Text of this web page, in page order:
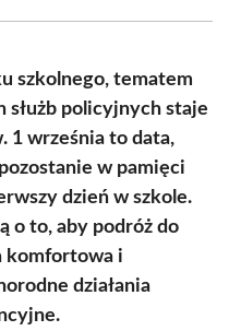
szkolnego, tematem
policyjnych staje
1 września to data,
w pamięci
dzień w szkole.
o to, aby podróż do
komfortowa i
działania